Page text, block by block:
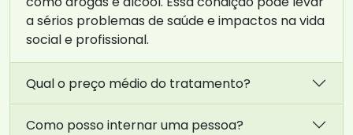
a sérios problemas de saúde e impactos na vida
social e profissional.
Qual o preço médio do tratamento?
Como posso internar uma pessoa?